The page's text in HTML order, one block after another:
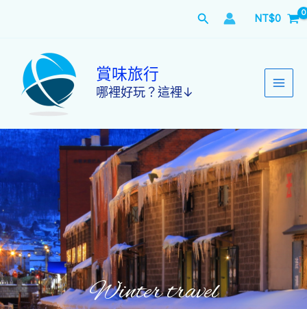
搜
NT$0
賞味旅行
哪裡好玩？這裡↓
Winter travel